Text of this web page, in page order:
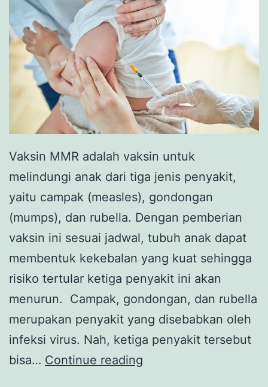
Vaksin MMR adalah vaksin untuk
melindungi anak dari tiga jenis penyakit,
yaitu campak (measles), gondongan
(mumps), dan rubella. Dengan pemberian
vaksin ini sesuai jadwal, tubuh anak dapat
membentuk kekebalan yang kuat sehingga
risiko tertular ketiga penyakit ini akan
menurun. Campak, gondongan, dan rubella
merupakan penyakit yang disebabkan oleh
infeksi virus. Nah, ketiga penyakit tersebut
bisa… Continue reading